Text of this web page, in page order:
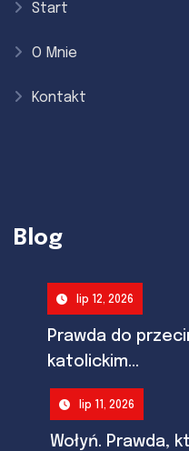
Start
O Mnie
Kontakt
Blog
lip 12, 2026
Prawda do
katolickim...
lip 11, 2026
Wołyń. Prawda,